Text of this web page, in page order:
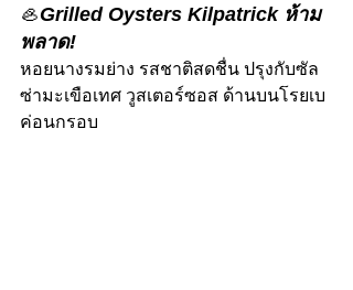
🦪Grilled Oysters Kilpatrick ห้าม
พลาด!
หอยนางรมย่าง รสชาติสดชื่น ปรุงกับซัล
ซ่ามะเขือเทศ วูสเตอร์ซอส ด้านบนโรยเบ
ค่อนกรอบ